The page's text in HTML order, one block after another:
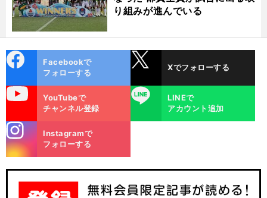
り組みが進んでいる
ok
Facebookで
フォローする
Xでフォローする
YouTubeで
チャンネル登録
LINE
LINEで
アカウント追加
m
Instagramで
フォローする